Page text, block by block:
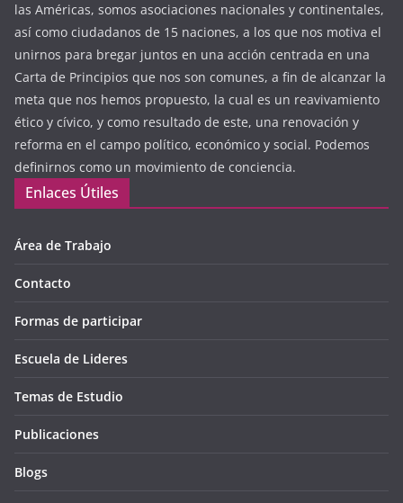
las Américas, somos asociaciones nacionales y continentales,
así como ciudadanos de 15 naciones, a los que nos motiva el
unirnos para bregar juntos en una acción centrada en una
Carta de Principios que nos son comunes, a fin de alcanzar la
meta que nos hemos propuesto, la cual es un reavivamiento
ético y cívico, y como resultado de este, una renovación y
reforma en el campo político, económico y social. Podemos
definirnos como un movimiento de conciencia.
Enlaces Útiles
Área de Trabajo
Contacto
Formas de participar
Escuela de Lideres
Temas de Estudio
Publicaciones
Blogs